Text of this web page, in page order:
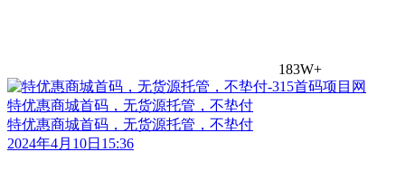
183W+
特优惠商城首码，无货源托管，不垫付
特优惠商城首码，无货源托管，不垫付
2024年4月10日15:36